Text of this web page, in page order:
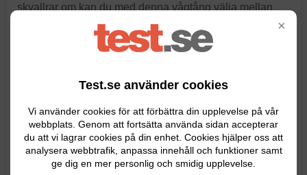
×
Test.se använder cookies
Vi använder cookies för att förbättra din upplevelse på vår
webbplats. Genom att fortsätta använda sidan accepterar
du att vi lagrar cookies på din enhet. Cookies hjälper oss att
analysera webbtrafik, anpassa innehåll och funktioner samt
ge dig en mer personlig och smidig upplevelse.
skvallrar om kan du med denna vågtång välja mellan
fyra olika inställningar genom att justera cylindern i
mitten. På så vis kan du få allt från stora, definierade
optiheat-teknik blir vågorna extra hållbara. Vågtången
har även en keramisk grip tech-beläggning som gör att
håret hålls på plats medan du stylar det.
« Läs hela recensionen här »